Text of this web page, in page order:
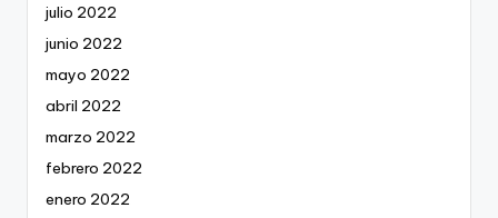
julio 2022
junio 2022
mayo 2022
abril 2022
marzo 2022
febrero 2022
enero 2022